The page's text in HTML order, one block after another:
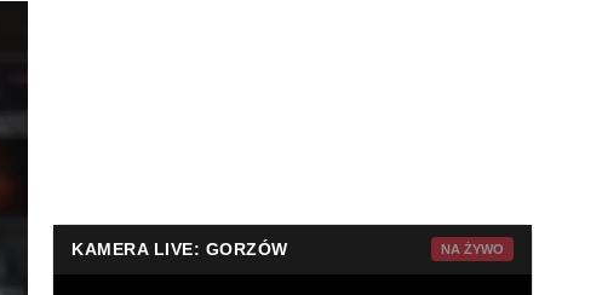
KAMERA LIVE: GORZÓW NA ŻYWO